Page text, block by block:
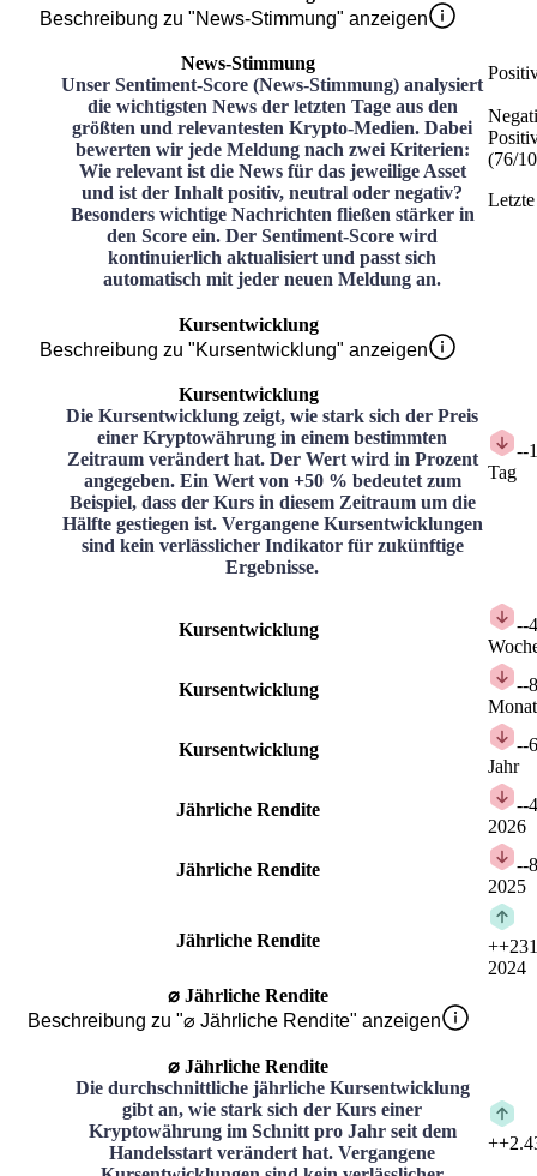
Beschreibung zu "News-Stimmung" anzeigen
News-Stimmung
Unser Sentiment-Score (News-Stimmung) analysiert
die wichtigsten News der letzten Tage aus den
größten und relevantesten Krypto-Medien. Dabei
bewerten wir jede Meldung nach zwei Kriterien:
Wie relevant ist die News für das jeweilige Asset
und ist der Inhalt positiv, neutral oder negativ?
Besonders wichtige Nachrichten fließen stärker in
den Score ein. Der Sentiment-Score wird
kontinuierlich aktualisiert und passt sich
automatisch mit jeder neuen Meldung an.
(76/
Kursentwicklung
Beschreibung zu "Kursentwicklung" anzeigen
Kursentwicklung
Die Kursentwicklung zeigt, wie stark sich der Preis
einer Kryptowährung in einem bestimmten
Zeitraum verändert hat. Der Wert wird in Prozent
angegeben. Ein Wert von +50 % bedeutet zum
Beispiel, dass der Kurs in diesem Zeitraum um die
Hälfte gestiegen ist. Vergangene Kursentwicklungen
sind kein verlässlicher Indikator für zukünftige
Ergebnisse.
--
Tag
Kursentwicklung --
Kursentwicklung --
Monat
Kursentwicklung --
Jahr
Jährliche Rendite --
2026
Jährliche Rendite --
2025
Jährliche Rendite +
2024
⌀ Jährliche Rendite
Beschreibung zu "⌀ Jährliche Rendite" anzeigen
⌀ Jährliche Rendite
Die durchschnittliche jährliche Kursentwicklung
gibt an, wie stark sich der Kurs einer
Kryptowährung im Schnitt pro Jahr seit dem
Handelsstart verändert hat. Vergangene
+